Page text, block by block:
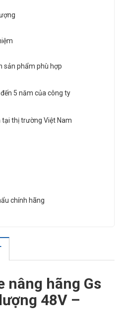
sản phẩm phù hợp
5 năm của công ty
tại thị trường Việt Nam
chính hãng
nâng hãng Gs
48V –